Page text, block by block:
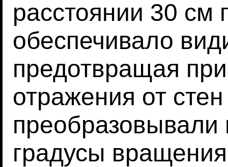
расстоянии 30 см
обеспечивало
предотвращая
отражения от
преобразовывали
градусы